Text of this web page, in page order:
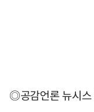
◎공감언론 뉴시스